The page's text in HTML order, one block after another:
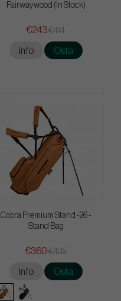
Fairwaywood (In Stock)
€243€414
Info Osta
Cobra Premium Stand -26 -
Stand Bag
€360 €405
Info Osta